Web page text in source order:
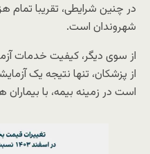
در چنین شرایطی، تقریبا تمام
شهروندان است.
از سوی دیگر، کیفیت خدمات
از پزشکان، تنها نتیجه یک
است در زمینه بیمه، با بیماران